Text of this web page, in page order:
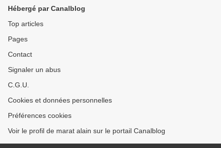
Hébergé par Canalblog
Top articles
Pages
Contact
Signaler un abus
C.G.U.
Cookies et données personnelles
Préférences cookies
Voir le profil de marat alain sur le portail Canalblog